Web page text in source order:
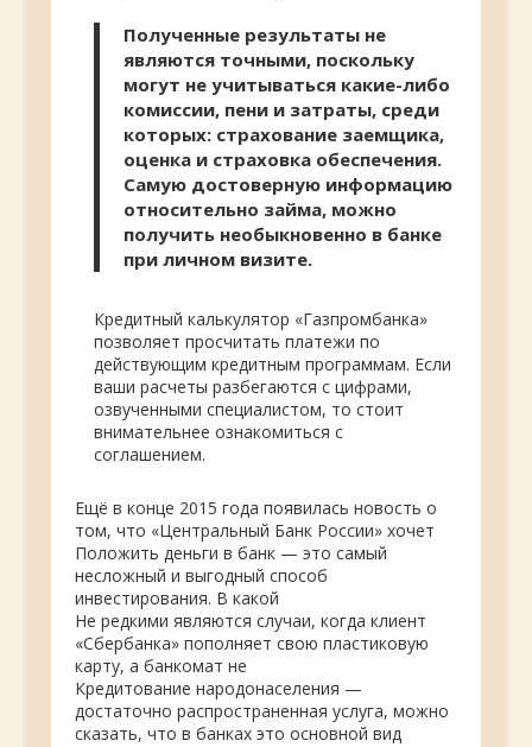
Полученные результаты не
являются точными, поскольку
могут не учитываться какие-либо
комиссии, пени и затраты, среди
которых: страхование заемщика,
оценка и страховка обеспечения.
Самую достоверную информацию
относительно займа, можно
получить необыкновенно в банке
при личном визите.
Кредитный калькулятор «Газпромбанка»
позволяет просчитать платежи по
действующим кредитным программам. Если
ваши расчеты разбегаются с цифрами,
озвученными специалистом, то стоит
внимательнее ознакомиться с
соглашением.
Ещё в конце 2015 года появилась новость о
том, что «Центральный Банк России» хочет
Положить деньги в банк — это самый
несложный и выгодный способ
инвестирования. В какой
Не редкими являются случаи, когда клиент
«Сбербанка» пополняет свою пластиковую
карту, а банкомат не
Кредитование народонаселения —
достаточно распространенная услуга, можно
сказать, что в банках это основной вид